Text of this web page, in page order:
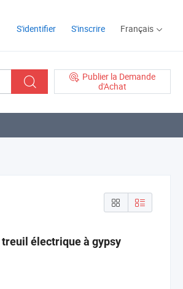
S'identifier S'inscrire Français
Publier la Demande
d'Achat
électrique à gypsy